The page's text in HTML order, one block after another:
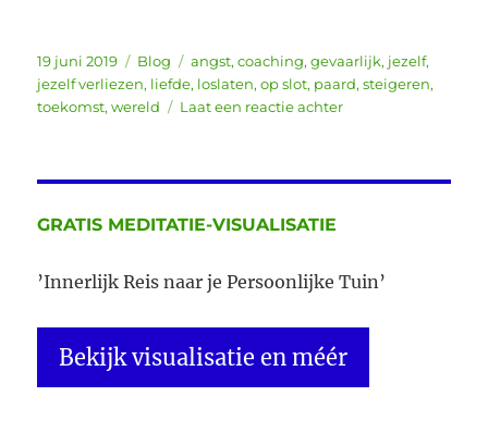
Geplaatst
op
19 juni 2019 Categorieën
Blog Tags
angst,coaching,gevaarlijk, jezelf,
jezelf verliezen, liefde, loslaten,op slot, paard,steigeren,
toekomst,wereld Laat een reactie achterop
GRATIS MEDITATIE-VISUALISATIE
’Innerlijk Reis naar je Persoonlijke Tuin’
Bekijk visualisatie en méér